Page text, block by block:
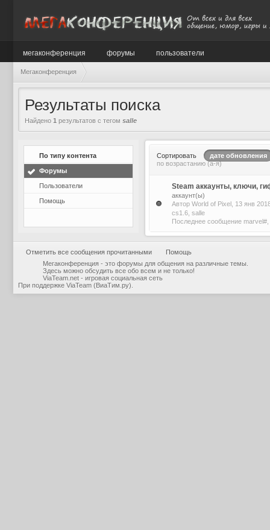
мегаконференция форумы пользователи
Мегаконференция
Результаты поиска
Найдено 1 результатов с тегом salle
По типу контента
Форумы
Пользователи
Помощь
Сортировать
дате обновления
по возрастанию (а-я)
Steam аккаунты, ключи,
аккаунт(ы)
Автор World of Pixel , 13 янв
cs1.6 salle
Последнее сообщение marvel#
Отметить все сообщения прочитанными
Помощь
Мегаконференция - это форумы для общения на различные темы.
Здесь можно обсудить все обо всем и не только!
ViaTeam.net - игровая социальная сеть
При поддержке ViaTeam (ВиаТим.ру)